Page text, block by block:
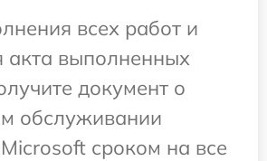
всех работ и
акта выполненных
документ о
обслуживании
сроком на все